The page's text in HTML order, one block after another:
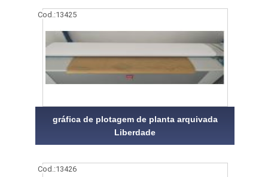
Cod.:13425
gráfica de plotagem de planta arquivada
Liberdade
Cod.:13426